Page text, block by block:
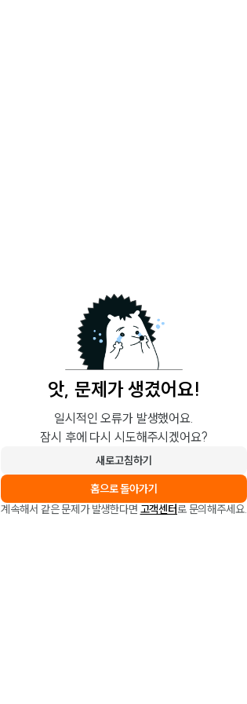
앗, 문제가 생겼어요!
일시적인 오류가 발생했어요.
잠시 후에 다시 시도해주시겠어요?
새로고침하기
홈으로 돌아가기
계속해서 같은 문제가 발생한다면 고객센터로 문의해주세요.